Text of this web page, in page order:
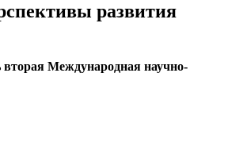
развития
вторая Международная научно-